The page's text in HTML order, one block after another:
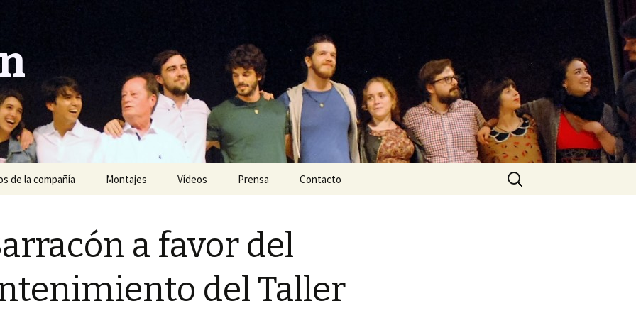
de la compañía Montajes Vídeos Prensa
Año 2019
Año 2018
Contacto
Buscar:
a favor del
del Taller